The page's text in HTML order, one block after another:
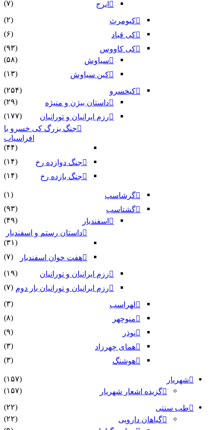
ایرج
(۷)
کیومرث
(۲)
کی قباد
(۶)
کی کاووس
(۹۳)
سیاوش
(۵۸)
کین سیاوش
(۱۳)
کیخسرو
(۲۵۴)
داستان بیژن و منیژه
(۲۹)
رزم ایرانیان و تورانیان
(۱۷۷)
جنگ بزرگ کی خسرو با
افراسیاب
(۴۴)
جنگ دوازده رخ
(۱۴)
جنگ یازده رخ
(۱۴)
گرشاسپ
(۱)
گشتاسب
(۹۳)
اسفندیار
(۴۹)
داستان رستم و اسفندیار
(۳۱)
هفت خوان اسفندیار
(۷)
رزم ایرانیان و تورانیان
(۱۹)
رزم ایرانیان و تورانیان بار دوم (۷)
لهراسب
(۳)
منوچهر
(۸)
نوذر
(۹)
هماى چهرزاد
(۳)
هوشنگ
(۳)
شهریار
(۱۵۷)
گزیده اشعار شهریار
(۱۵۷)
طب سنتی
(۲۲)
گیاهان دارویی
(۲۲)